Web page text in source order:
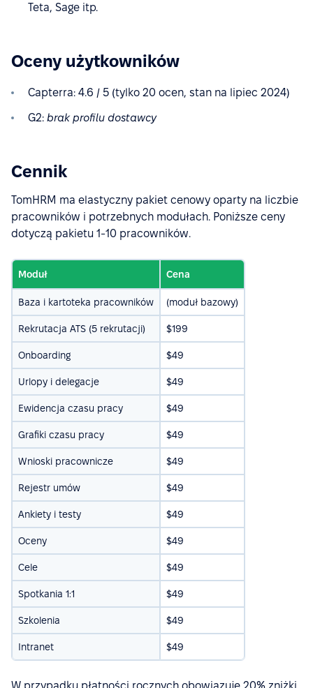
Teta, Sage itp.
Oceny użytkowników
Capterra: 4.6 / 5 (tylko 20 ocen, stan na lipiec 2024)
G2: brak profilu dostawcy
Cennik
TomHRM ma elastyczny pakiet cenowy oparty na liczbie
pracowników i potrzebnych modułach. Poniższe ceny
dotyczą pakietu 1-10 pracowników.
Moduł Cena
Baza i kartoteka pracowników (moduł bazowy)
Rekrutacja ATS (5 rekrutacji) $199
Onboarding $49
Urlopy i delegacje $49
Ewidencja czasu pracy $49
Grafiki czasu pracy $49
Wnioski pracownicze $49
Rejestr umów $49
Ankiety i testy $49
Oceny $49
Cele $49
Spotkania 1:1 $49
Szkolenia $49
Intranet $49
W przypadku płatności rocznych obowiązuje 20% zniżki.